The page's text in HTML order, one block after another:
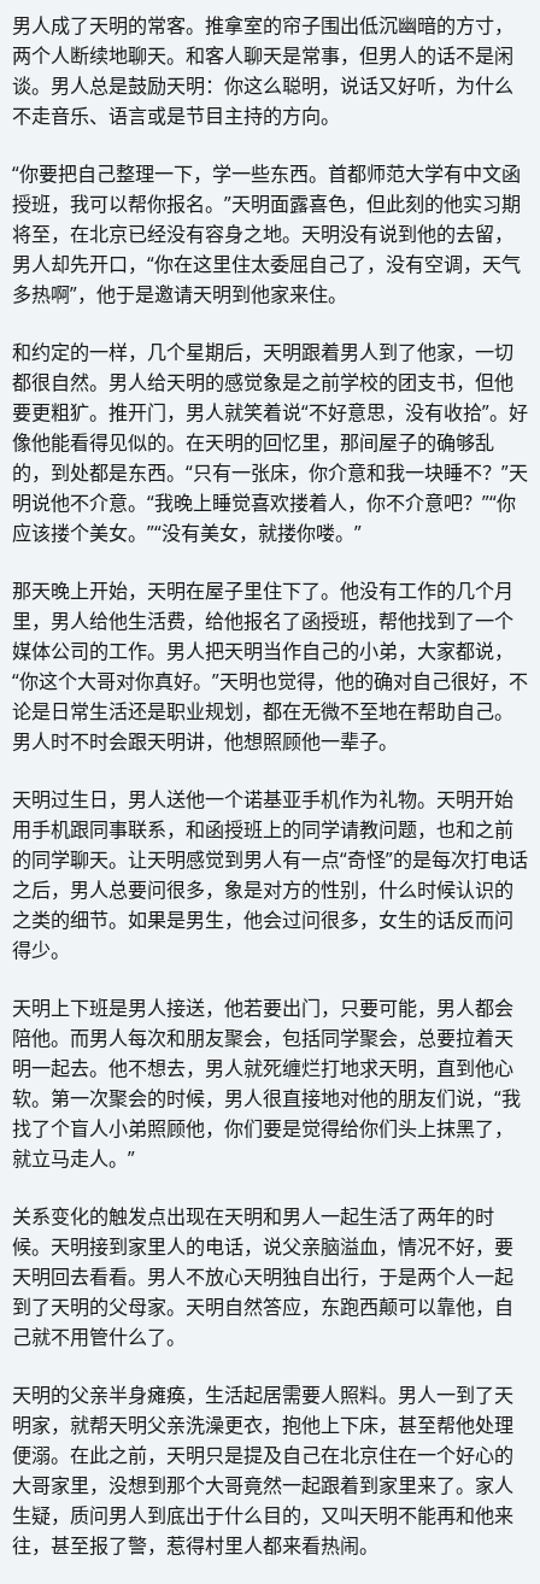
男人成了天明的常客。推拿室的帘子围出低沉幽暗的方寸，
两个人断续地聊天。和客人聊天是常事，但男人的话不是闲
谈。男人总是鼓励天明：你这么聪明，说话又好听，为什么
不走音乐、语言或是节目主持的方向。
“你要把自己整理一下，学一些东西。首都师范大学有中文函
授班，我可以帮你报名。”天明面露喜色，但此刻的他实习期
将至，在北京已经没有容身之地。天明没有说到他的去留，
男人却先开口，“你在这里住太委屈自己了，没有空调，天气
多热啊”，他于是邀请天明到他家来住。
和约定的一样，几个星期后，天明跟着男人到了他家，一切
都很自然。男人给天明的感觉象是之前学校的团支书，但他
要更粗犷。推开门，男人就笑着说“不好意思，没有收拾”。好
像他能看得见似的。在天明的回忆里，那间屋子的确够乱
的，到处都是东西。“只有一张床，你介意和我一块睡不？”天
明说他不介意。“我晚上睡觉喜欢搂着人，你不介意吧？”“你
应该搂个美女。”“没有美女，就搂你喽。”
那天晚上开始，天明在屋子里住下了。他没有工作的几个月
里，男人给他生活费，给他报名了函授班，帮他找到了一个
媒体公司的工作。男人把天明当作自己的小弟，大家都说，
“你这个大哥对你真好。”天明也觉得，他的确对自己很好，不
论是日常生活还是职业规划，都在无微不至地在帮助自己。
男人时不时会跟天明讲，他想照顾他一辈子。
天明过生日，男人送他一个诺基亚手机作为礼物。天明开始
用手机跟同事联系，和函授班上的同学请教问题，也和之前
的同学聊天。让天明感觉到男人有一点“奇怪”的是每次打电话
之后，男人总要问很多，象是对方的性别，什么时候认识的
之类的细节。如果是男生，他会过问很多，女生的话反而问
得少。
天明上下班是男人接送，他若要出门，只要可能，男人都会
陪他。而男人每次和朋友聚会，包括同学聚会，总要拉着天
明一起去。他不想去，男人就死缠烂打地求天明，直到他心
软。第一次聚会的时候，男人很直接地对他的朋友们说，“我
找了个盲人小弟照顾他，你们要是觉得给你们头上抹黑了，
就立马走人。”
关系变化的触发点出现在天明和男人一起生活了两年的时
候。天明接到家里人的电话，说父亲脑溢血，情况不好，要
天明回去看看。男人不放心天明独自出行，于是两个人一起
到了天明的父母家。天明自然答应，东跑西颠可以靠他，自
己就不用管什么了。
天明的父亲半身瘫痪，生活起居需要人照料。男人一到了天
明家，就帮天明父亲洗澡更衣，抱他上下床，甚至帮他处理
便溺。在此之前，天明只是提及自己在北京住在一个好心的
大哥家里，没想到那个大哥竟然一起跟着到家里来了。家人
生疑，质问男人到底出于什么目的，又叫天明不能再和他来
往，甚至报了警，惹得村里人都来看热闹。